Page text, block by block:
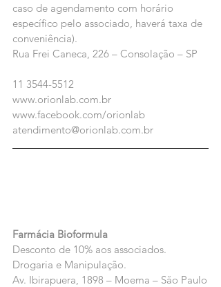
caso de agendamento com horário
específico pelo associado, haverá taxa de
conveniência).
Rua Frei Caneca, 226 – Consolação – SP
11 3544-5512
www.orionlab.com.br
www.facebook.com/orionlab
atendimento@orionlab.com.br
Farmácia Bioformula
Desconto de 10% aos associados.
Drogaria e Manipulação.
Av. Ibirapuera, 1898 – Moema – Săo Paulo